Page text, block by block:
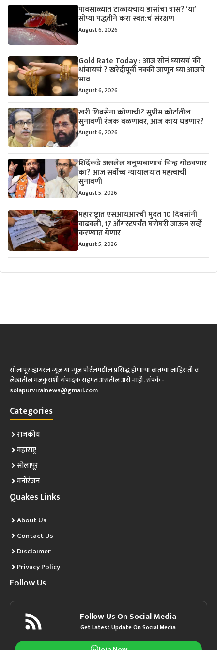
पावसाळ्यात टाळायचाय डासांचा त्रास? ‘या’
सोप्या पद्धतीने करा स्वत:चं संरक्षण
August 6, 2026
Gold Rate Today : आज सोनं घ्यायचं की
थांबायचं ? खरेदीपूर्वी नक्की जाणून घ्या आजचे
भाव
August 6, 2026
खरी शिवसेना कोणाची? सुप्रीम कोर्टातील
सुनावणी रंजक वळणावर, आज काय घडणार?
August 6, 2026
शिंदेंकडे असलेलं धनुष्यबाणाचं चिन्ह गोठवणार
का? आज सर्वोच्च न्यायालयात महत्वाची
सुनावणी
August 5, 2026
महाराष्ट्रात एसआयआरची मुदत 10 दिवसांनी
वाढवली, 17 ऑगस्टपर्यंत घरोघरी जाऊन सर्व्हे
करण्यात येणार
August 5, 2026
सोलापूर व्हायरल न्यूज या न्यूज पोर्टलमधील प्रसिद्ध होणाऱ्या बातम्या,जाहिराती व
लेखातील मजकुराशी संपादक सहमत असतील असे नाही. संपर्क -
solapurviralnews@gmail.com
Categories
राजकीय
महाराष्ट्र
सोलापूर
मनोरंजन
Quakes Links
About Us
Contact Us
Disclaimer
Privacy Policy
Follow Us
Follow Us On Social Media
Get Latest Update On Social Media